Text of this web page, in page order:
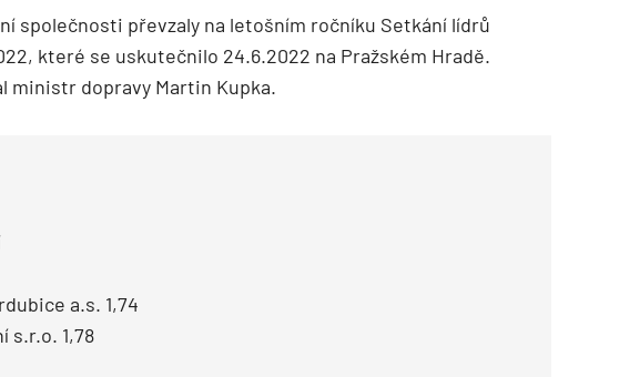
společnosti převzaly na letošním ročníku Setkání lídrů
které se uskutečnilo 24.6.2022 na Pražském Hradě.
ministr dopravy Martin Kupka.
a.s. 1,74
s.r.o. 1,78